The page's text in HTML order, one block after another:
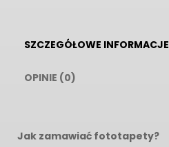
tle"
SZCZEGÓŁOWE INFORMACJE
OPINIE (0)
Jak zamawiać fototapety?